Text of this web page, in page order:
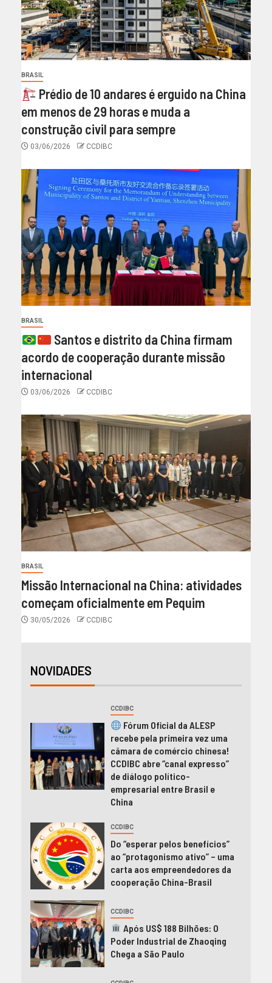
BRASIL
Prédio de 10 andares é erguido na China
em menos de 29 horas e muda a
construção civil para sempre
03/06/2026 CCDIBC
BRASIL
Santos e distrito da China firmam
acordo de cooperação durante missão
internacional
03/06/2026 CCDIBC
BRASIL
Missão Internacional na China: atividades
começam oficialmente em Pequim
30/05/2026 CCDIBC
NOVIDADES
CCDIBC
Fórum Oficial da ALESP
recebe pela primeira vez uma
câmara de comércio chinesa!
CCDIBC abre “canal expresso”
de diálogo político-
empresarial entre Brasil e
China
CCDIBC
Do “esperar pelos benefícios”
ao “protagonismo ativo” – uma
carta aos empreendedores da
cooperação China-Brasil
CCDIBC
Após US$ 188 Bilhões: O
Poder Industrial de Zhaoqing
Chega a São Paulo